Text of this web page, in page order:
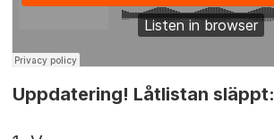
Uppdatering! Låtlistan släppt: